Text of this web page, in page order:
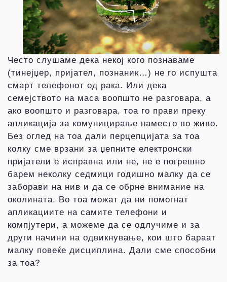
Често слушаме дека некој кого познаваме
(тинејџер, пријател, познаник…) не го испушта
смарт телефонот од рака. Или дека
семејството на маса воопшто не разговара, а
ако воопшто и разговара, тоа го прави преку
апликација за комуницирање наместо во живо.
Без оглед на тоа дали перцепцијата за тоа
колку сме врзани за џепните електронски
пријатели е исправна или не, не е погрешно
барем неколку седмици годишно малку да се
заборави на нив и да се обрне внимание на
околината. Во тоа можат да ни помогнат
апликациите на самите телефони и
компјутери, а можеме да се одлучиме и за
други начини на одвикнување, кои што бараат
малку повеќе дисциплина. Дали сме способни
за тоа?